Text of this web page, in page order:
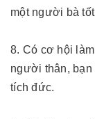
một người bà
8. Có cơ hội
người thân, bạn
tích đức.